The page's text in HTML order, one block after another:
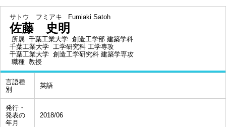
サトウ フミアキ Fumiaki Satoh
佐藤 史明
所属 千葉工業大学 創造工学部 建築学科
千葉工業大学 工学研究科 工学専攻
千葉工業大学 創造工学研究科 建築学専攻
職種 教授
言語種
別
英語
発行・
発表の
年月
2018/06